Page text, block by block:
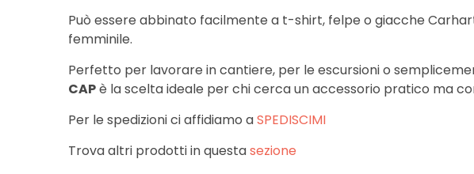
Può essere abbinato facilmente a t-shirt, felpe o giacche
femminile.
Perfetto per lavorare in cantiere, per le escursioni o
CAPè la scelta ideale per chi cerca un accessorio pratico ma
Per le spedizioni ci affidiamo aSPEDISCIMI
Trova altri prodotti in questasezione